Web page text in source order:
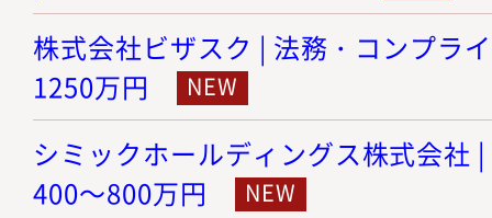
株式会社ビザスク | 法務・コンプラ
1250万円
シミックホールディングス株式会社
400～800万円